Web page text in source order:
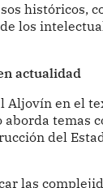
históricos,
los
actualidad
Aljovín en el
temas
del
las